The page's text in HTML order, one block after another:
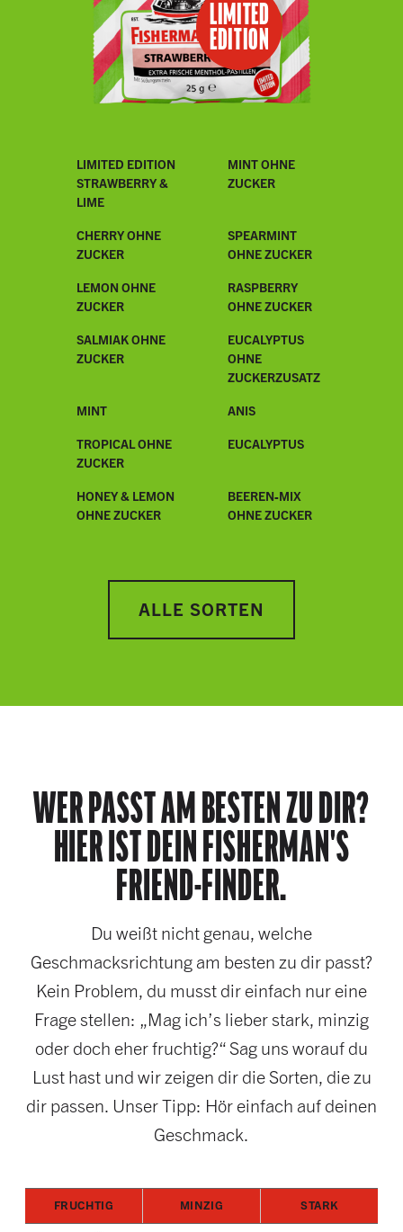
LIMITED
EDITION
LIMITED EDITION
STRAWBERRY &
LIME
MINT OHNE
ZUCKER
CHERRY OHNE
ZUCKER
SPEARMINT
OHNE ZUCKER
LEMON OHNE
ZUCKER
RASPBERRY
OHNE ZUCKER
SALMIAK OHNE
ZUCKER
EUCALYPTUS
OHNE
ZUCKERZUSATZ
MINT ANIS
TROPICAL OHNE
ZUCKER
EUCALYPTUS
HONEY & LEMON
OHNE ZUCKER
BEEREN-MIX
OHNE ZUCKER
ALLE SORTEN
WER PASST AM BESTEN ZU DIR?
HIER IST DEIN FISHERMAN'S
FRIEND-FINDER.
Du weißt nicht genau, welche
Geschmacksrichtung am besten zu dir passt?
Kein Problem, du musst dir einfach nur eine
Frage stellen: „Mag ich’s lieber stark, minzig
oder doch eher fruchtig?“ Sag uns worauf du
Lust hast und wir zeigen dir die Sorten, die zu
dir passen. Unser Tipp: Hör einfach auf deinen
Geschmack.
FRUCHTIG MINZIG STARK